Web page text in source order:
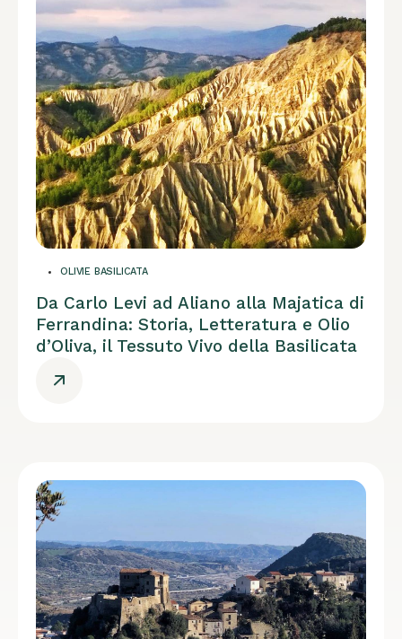
OLIVIE BASILICATA
Da Carlo Levi ad Aliano alla Majatica di
Ferrandina: Storia, Letteratura e Olio
d’Oliva, il Tessuto Vivo della Basilicata